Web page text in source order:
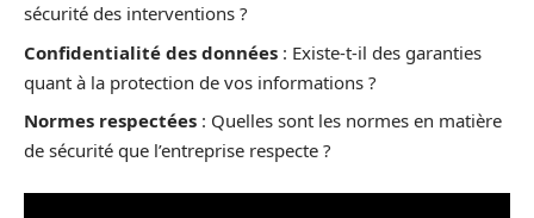
sécurité des interventions ?
Confidentialité des données : Existe-t-il des garanties
quant à la protection de vos informations ?
Normes respectées : Quelles sont les normes en matière
de sécurité que l’entreprise respecte ?